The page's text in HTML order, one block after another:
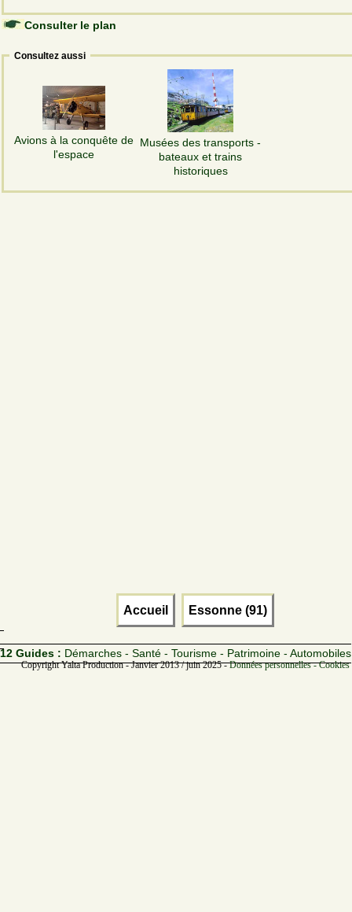
Consulter le plan
Consultez aussi
Avions à la conquête de
l'espace
Musées des transports -
bateaux et trains
historiques
Accueil Essonne (91)
12 Guides : Démarches - Santé - Tourisme - Patrimoine - Automobiles
Copyright Yalta Production - Janvier 2013 / juin 2025 -Données personnelles -